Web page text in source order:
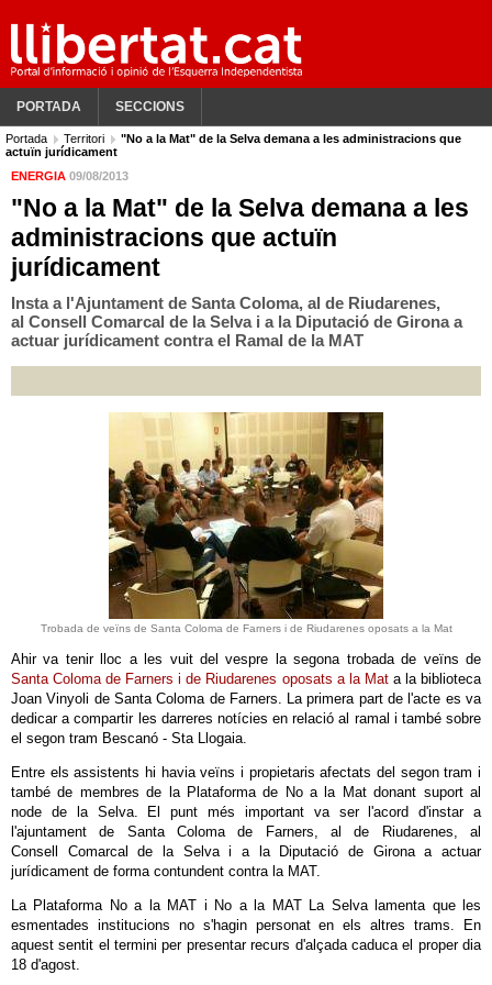
PORTADA SECCIONS
Portada Territori
"No a la Mat" de la Selva demana a les administracions que
actuïn jurídicament
ENERGIA 09/08/2013
"No a la Mat" de la Selva demana a les
administracions que actuïn
jurídicament
Insta a l'Ajuntament de Santa Coloma, al de Riudarenes,
al Consell Comarcal de la Selva i a la Diputació de Girona a
actuar jurídicament contra el Ramal de la MAT
Trobada de veïns de Santa Coloma de Farners i de Riudarenes oposats a la Mat
Ahir va tenir lloc a les vuit del vespre la segona trobada de veïns de
Santa Coloma de Farners i de Riudarenes oposats a la Mata la biblioteca
Joan Vinyoli de Santa Coloma de Farners. La primera part de l'acte es va
dedicar a compartir les darreres notícies en relació al ramal i també sobre
el segon tram Bescanó - Sta Llogaia.
Entre els assistents hi havia veïns i propietaris afectats del segon tram i
també de membres de la Plataforma de No a la Mat donant suport al
node de la Selva. El punt més important va ser l'acord d'instar a
l'ajuntament de Santa Coloma de Farners, al de Riudarenes, al
Consell Comarcal de la Selva i a la Diputació de Girona a actuar
jurídicament de forma contundent contra la MAT.
La Plataforma No a la MAT i No a la MAT La Selva lamenta que les
esmentades institucions no s'hagin personat en els altres trams. En
aquest sentit el termini per presentar recurs d'alçada caduca el proper dia
18 d'agost.